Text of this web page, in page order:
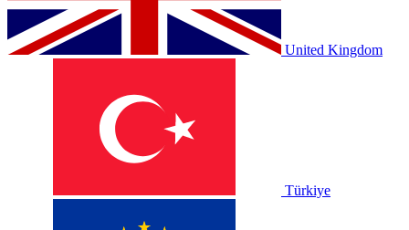
United Kingdom
Türkiye